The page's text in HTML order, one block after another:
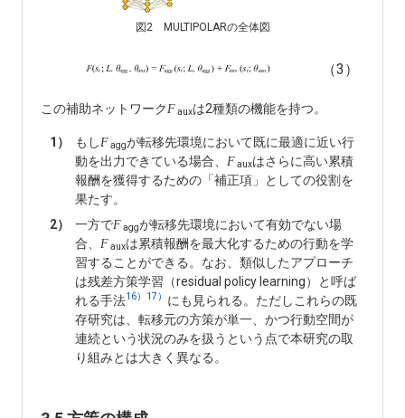
図2 MULTIPOLARの全体図
（3）
この補助ネットワーク Fauxは2種類の機能を持つ。
1） もし Faggが転移先環境において既に最適に近い行
動を出力できている場合、 Fauxはさらに高い累積
報酬を獲得するための「補正項」としての役割を
果たす。
2）
一方でFaggが転移先環境において有効でない場
合、 Fauxは累積報酬を最大化するための行動を学
習することができる。なお、類似したアプローチ
は残差方策学習（residual policy learning）と呼ば
れる手法16） 17） にも見られる。ただしこれらの既
存研究は、転移元の方策が単一、かつ行動空間が
連続という状況のみを扱うという点で本研究の取
り組みとは大きく異なる。